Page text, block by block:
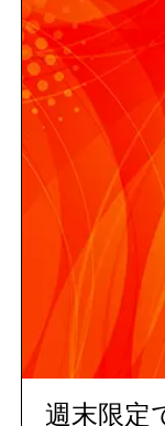
【ご注
ト数が
注文の
でご注
3,000
５営業
週末限定